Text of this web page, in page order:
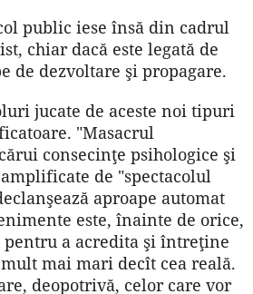
public iese însă din cadrul
chiar dacă este legată de
de dezvoltare şi propagare.
jucate de aceste noi tipuri
"Masacrul
consecinţe psihologice şi
de "spectacolul
aproape automat
este, înainte de orice,
a acredita şi întreţine
mai mari decît cea reală.
deopotrivă, celor care vor